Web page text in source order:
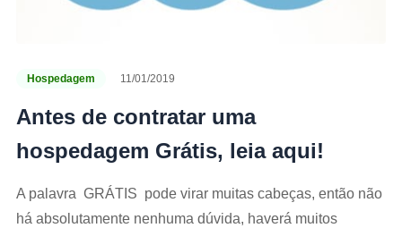
Hospedagem 11/01/2019
Antes de contratar uma
hospedagem Grátis, leia aqui!
A palavra GRÁTIS pode virar muitas cabeças, então não
há absolutamente nenhuma dúvida, haverá muitos